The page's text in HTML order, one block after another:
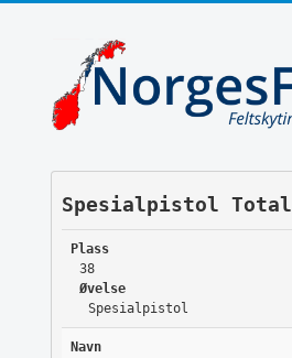
Spesialpistol Total
Plass
38
Øvelse
Spesialpistol
Navn